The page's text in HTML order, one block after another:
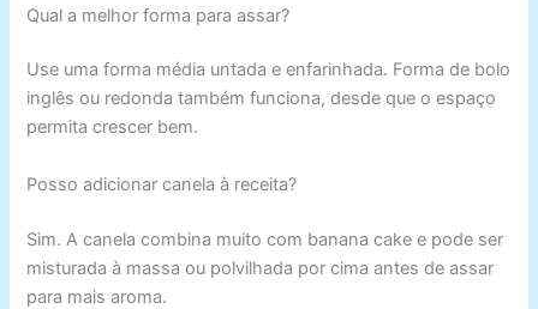
Qual a melhor forma para assar?
Use uma forma média untada e enfarinhada. Forma de bolo
inglês ou redonda também funciona, desde que o espaço
permita crescer bem.
Posso adicionar canela à receita?
Sim. A canela combina muito com banana cake e pode ser
misturada à massa ou polvilhada por cima antes de assar
para mais aroma.